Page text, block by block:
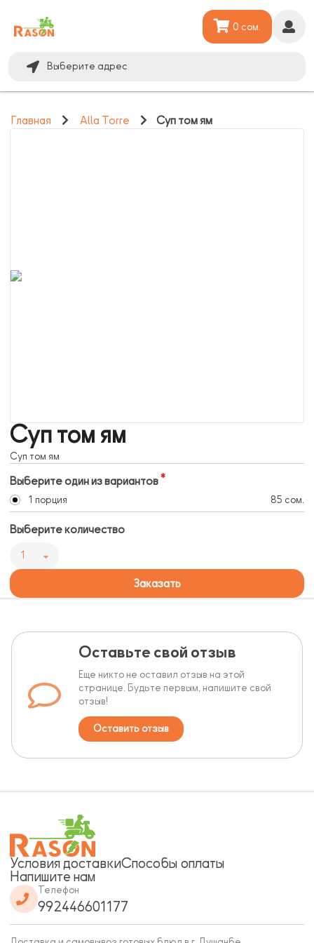
Выберите адрес
0 сом.
Главная Alla Torre Суп том ям
Суп том ям
Суп том ям
Выберите один из вариантов
1 порция 85 сом.
Выберите количество
1
Заказать
Оставьте свой отзыв
Еще никто не оставил отзыв на этой
странице. Будьте первым, напишите свой
отзыв!
Оставить отзыв
Условия доставкиСпособы оплаты
Напишите нам
Телефон
992446601177